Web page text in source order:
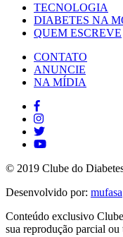
TECNOLOGIA
DIABETES NA
QUEM ESCREVE
CONTATO
ANUNCIE
NA MÍDIA
© 2019 Clube do
Desenvolvido por: mufasa
Conteúdo exclusivo
sua reprodução parcial